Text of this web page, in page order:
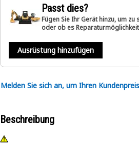
Passt dies?
Fügen Sie Ihr Gerät hinzu, um
oder ob es
Ausrüstung hinzufügen
Melden Sie sich an, um Ihren
Beschreibung